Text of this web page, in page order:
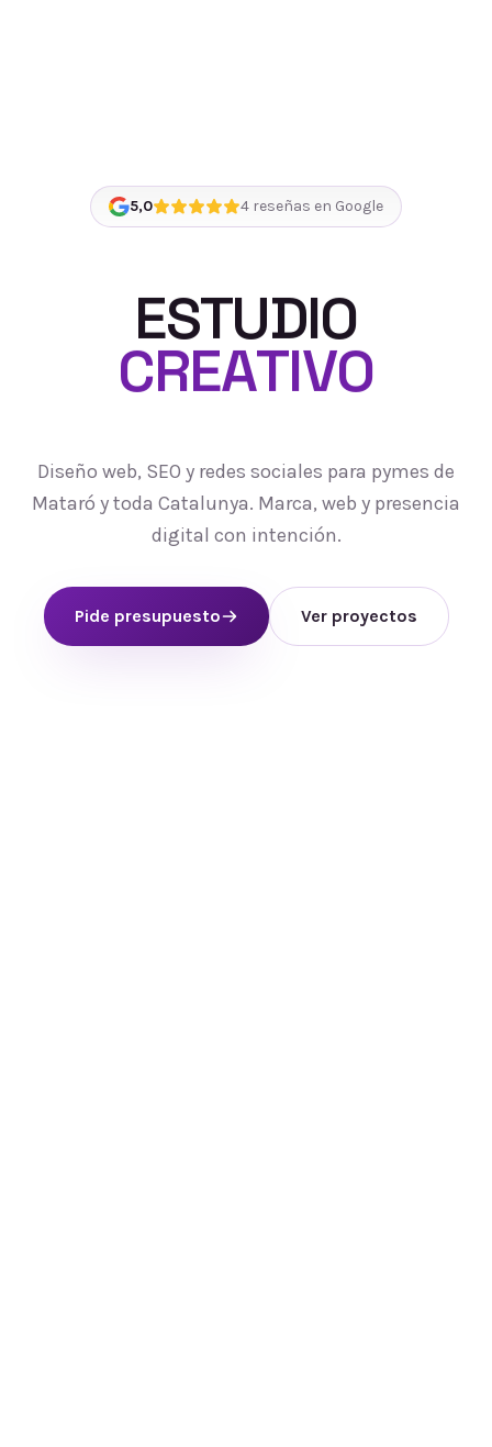
5,0 4reseñas en Google
ESTUDIO
CREATIVO
Diseño web, SEO y redes sociales para pymes de
Mataró y toda Catalunya. Marca, web y presencia
digital con intención.
Pide presupuesto Ver proyectos